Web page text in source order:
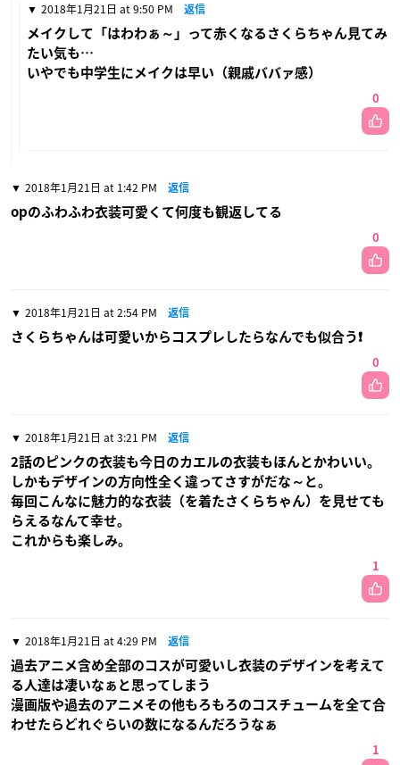
2018年1月21日 at 9:50 PM 返信
メイクして「はわわぁ～」って赤くなるさくらちゃん見てみ
たい気も…
いやでも中学生にメイクは早い（親戚ババァ感）
0
2018年1月21日 at 1:42 PM 返信
opのふわふわ衣装可愛くて何度も観返してる
0
2018年1月21日 at 2:54 PM 返信
さくらちゃんは可愛いからコスプレしたらなんでも似合う❗
0
2018年1月21日 at 3:21 PM 返信
2話のピンクの衣装も今日のカエルの衣装もほんとかわいい。
しかもデザインの方向性全く違ってさすがだな～と。
毎回こんなに魅力的な衣装（を着たさくらちゃん）を見せても
らえるなんて幸せ。
これからも楽しみ。
1
2018年1月21日 at 4:29 PM 返信
過去アニメ含め全部のコスが可愛いし衣装のデザインを考えて
る人達は凄いなぁと思ってしまう
漫画版や過去のアニメその他もろもろのコスチュームを全て合
わせたらどれぐらいの数になるんだろうなぁ
1